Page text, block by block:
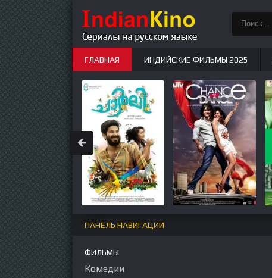
ПАНЕЛЬ НАВИГАЦИИ
ФИЛЬМЫ
Комедии
ГЛАВНАЯ ИНДИЙСКИЕ ФИЛЬМЫ 2025
ИНДИЙСКИЕ СЕРИАЛЫ НОВЫЕ